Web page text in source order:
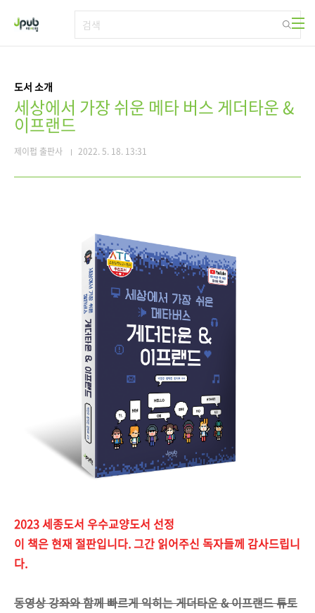
도서 소개
세상에서 가장 쉬운 메타 버스 게더타운 &
이프랜드
제이펍 출판사 2022. 5. 18. 13:31
2023 세종도서 우수교양도서 선정
이 책은 현재 절판입니다. 그간 읽어주신 독자들께 감사드립니
다.
동영상 강좌와 함께 빠르게 익히는 게더타운 & 이프랜드 튜토